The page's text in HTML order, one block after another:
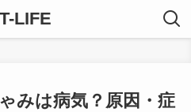
LIFE
みは病気？原因・症